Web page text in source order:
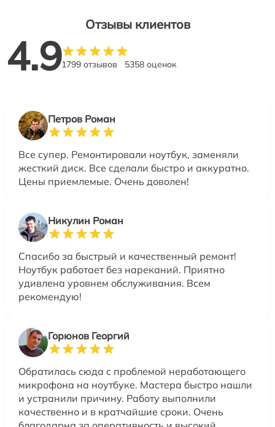
Отзывы клиентов
4.91799 отзывов 5358 оценок
Петров Роман
Все супер. Ремонтировали ноутбук, заменяли
жесткий диск. Все сделали быстро и аккуратно.
Цены приемлемые. Очень доволен!
Никулин Роман
Спасибо за быстрый и качественный ремонт!
Ноутбук работает без нареканий. Приятно
удивлена уровнем обслуживания. Всем
рекомендую!
Горюнов Георгий
Обратилась сюда с проблемой неработающего
микрофона на ноутбуке. Мастера быстро нашли
и устранили причину. Работу выполнили
качественно и в кратчайшие сроки. Очень